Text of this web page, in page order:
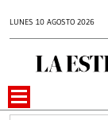
LUNES 10 AGOSTO 2026